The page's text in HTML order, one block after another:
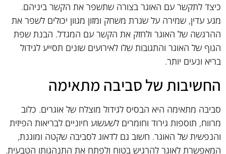
כיצד לתקשר עם האוגר בצורה שתשפר את הקשר ביניהם.
מגע עדין, שמירה על שגרת משחק ומזון מגוון יכולים לשפר את
ההרגשה של האוגר ולחזק את הקשר עם המגדל. הבנת שפת
הגוף של האוגר והתגובות שלו לאירועים שונים תסייע לגידול
בריא ונעים יותר.
החשיבות של סביבה מתאימה
סביבה מתאימה היא הבסיס לגידול מוצלח של אוגרים. כלוב
מרווח, תוספות גירוד וחומרים לשעשוע חיוניים לבריאות הפיזית
והנפשית של האוגר. חשוב גם לדאוג לסביבה שקטה ומוגנת,
המאפשרת לאוגר להרגיש בטוח ולפתח את התנהגותו הטבעית.